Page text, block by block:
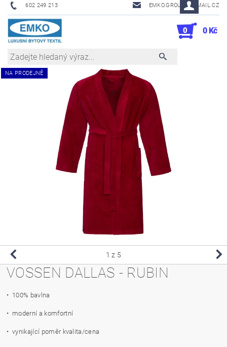
602 249 213 EMKO.GROUSL@EMAIL.CZ
0 0 Kč
NA PRODEJNĚ
1 z 5
VOSSEN DALLAS - RUBIN
• 100% bavlna
• moderní a komfortní
• vynikající poměr kvalita/cena